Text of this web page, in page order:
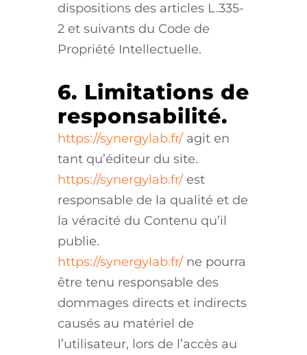
dispositions des articles L.335-
2 et suivants du Code de
Propriété Intellectuelle.
6. Limitations de
responsabilité.
https://synergylab.fr/ agit en
tant qu’éditeur du site.
https://synergylab.fr/ est
responsable de la qualité et de
la véracité du Contenu qu’il
publie.
https://synergylab.fr/ ne pourra
être tenu responsable des
dommages directs et indirects
causés au matériel de
l’utilisateur, lors de l’accès au